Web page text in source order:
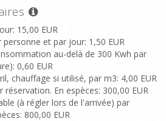
: 15,00 EUR
personne et par jour: 1,50 EUR
au-delà de 300 Kwh par
: 0,60 EUR
chauffage si utilisé, par m3: 4,00 EUR
réservation. En espèces: 300,00 EUR
(à régler lors de l'arrivée) par
: 800,00 EUR